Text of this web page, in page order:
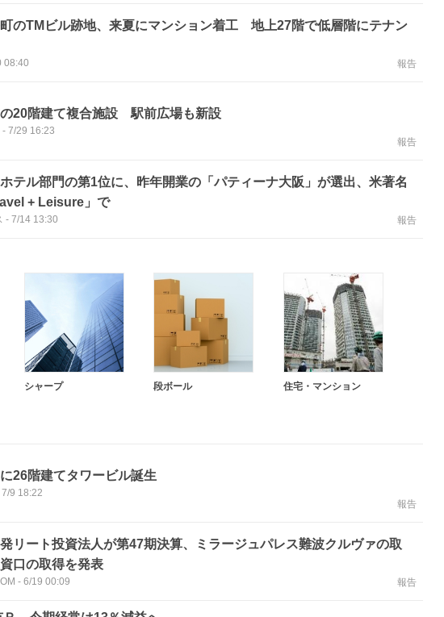
のTMビル跡地、来夏にマンション着工 地上27階で低層階にテナン
08:40 報告
20階建て複合施設 駅前広場も新設
- 7/29 16:23
報告
テル部門の第1位に、昨年開業の「パティーナ大阪」が選出、米著名
+ Leisure」で
- 7/14 13:30 報告
シャープ 段ボール 住宅・マンション
26階建てタワービル誕生
7/9 18:22
報告
リート投資法人が第47期決算、ミラージュパレス難波クルヴァの取
口の取得を発表
- 6/19 00:09 報告